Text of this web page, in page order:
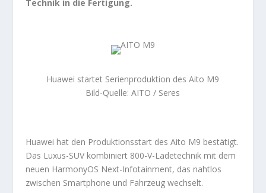
Technik in die Fertigung.
Huawei startet Serienproduktion des Aito M9
Bild-Quelle: AITO / Seres
Huawei hat den Produktionsstart des Aito M9 bestätigt.
Das Luxus-SUV kombiniert 800-V-Ladetechnik mit dem
neuen HarmonyOS Next-Infotainment, das nahtlos
zwischen Smartphone und Fahrzeug wechselt.